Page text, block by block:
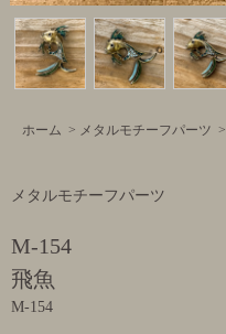
ホーム > メタルモチーフパーツ >
メタルモチーフパーツ
M-154
飛魚
M-154